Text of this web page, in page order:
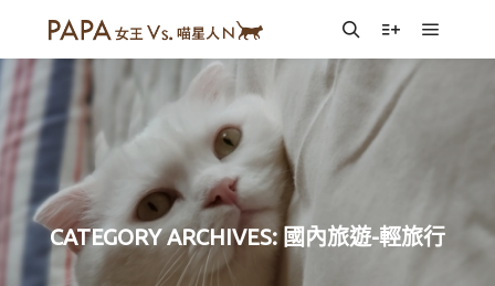
SearchMore info
Main
CATEGORY ARCHIVES: 國內旅遊-輕旅行